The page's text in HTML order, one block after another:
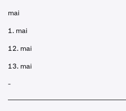
mai
1. mai
12. mai
13. mai
-